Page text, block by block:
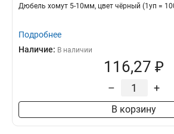
Дюбель хомут 5-10мм, цвет чёрный (1уп =
Подробнее
Наличие: В наличии
116,27 ₽
– +
В корзину